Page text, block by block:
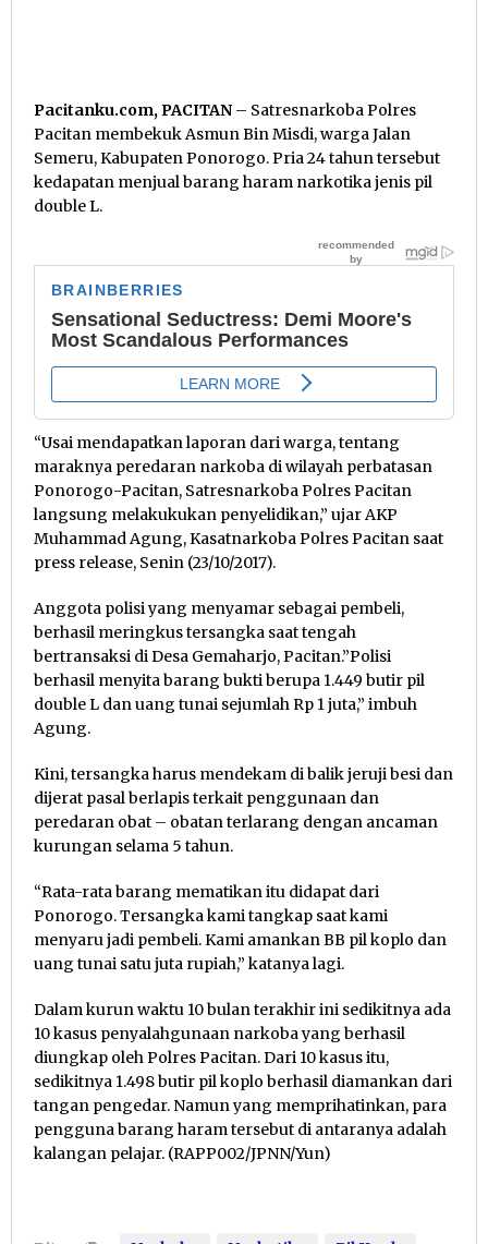
Pacitanku.com, PACITAN – Satresnarkoba Polres
Pacitan membekuk Asmun Bin Misdi, warga Jalan
Semeru, Kabupaten Ponorogo. Pria 24 tahun tersebut
kedapatan menjual barang haram narkotika jenis pil
double L.
“Usai mendapatkan laporan dari warga, tentang
maraknya peredaran narkoba di wilayah perbatasan
Ponorogo-Pacitan, Satresnarkoba Polres Pacitan
langsung melakukukan penyelidikan,” ujar AKP
Muhammad Agung, Kasatnarkoba Polres Pacitan saat
press release, Senin (23/10/2017).
Anggota polisi yang menyamar sebagai pembeli,
berhasil meringkus tersangka saat tengah
bertransaksi di Desa Gemaharjo, Pacitan.”Polisi
berhasil menyita barang bukti berupa 1.449 butir pil
double L dan uang tunai sejumlah Rp 1 juta,” imbuh
Agung.
Kini, tersangka harus mendekam di balik jeruji besi dan
dijerat pasal berlapis terkait penggunaan dan
peredaran obat – obatan terlarang dengan ancaman
kurungan selama 5 tahun.
“Rata-rata barang mematikan itu didapat dari
Ponorogo. Tersangka kami tangkap saat kami
menyaru jadi pembeli. Kami amankan BB pil koplo dan
uang tunai satu juta rupiah,” katanya lagi.
Dalam kurun waktu 10 bulan terakhir ini sedikitnya ada
10 kasus penyalahgunaan narkoba yang berhasil
diungkap oleh Polres Pacitan. Dari 10 kasus itu,
sedikitnya 1.498 butir pil koplo berhasil diamankan dari
tangan pengedar. Namun yang memprihatinkan, para
pengguna barang haram tersebut di antaranya adalah
kalangan pelajar. (RAPP002/JPNN/Yun)